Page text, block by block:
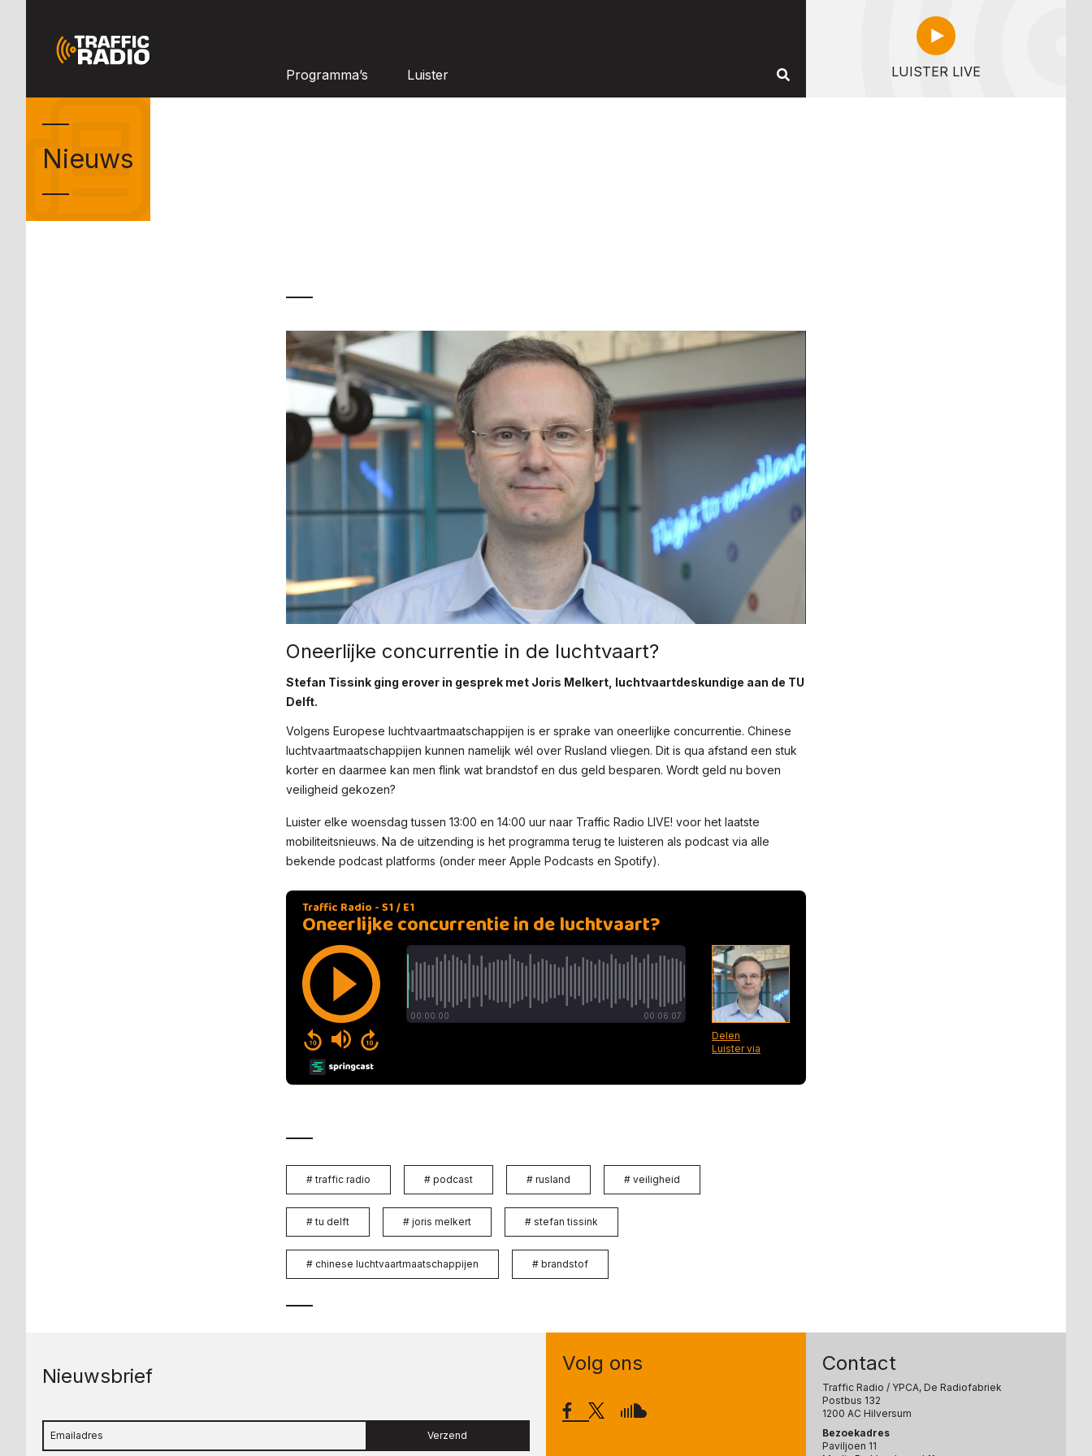
Programma’s Luister LUISTER LIVE
Nieuws
Oneerlijke concurrentie in de luchtvaart?
Stefan Tissink ging erover in gesprek met Joris Melkert, luchtvaartdeskundige aan de TU
Delft.
Volgens Europese luchtvaartmaatschappijen is er sprake van oneerlijke concurrentie. Chinese
luchtvaartmaatschappijen kunnen namelijk wél over Rusland vliegen. Dit is qua afstand een stuk
korter en daarmee kan men flink wat brandstof en dus geld besparen. Wordt geld nu boven
veiligheid gekozen?
Luister elke woensdag tussen 13:00 en 14:00 uur naar Traffic Radio LIVE! voor het laatste
mobiliteitsnieuws. Na de uitzending is het programma terug te luisteren als podcast via alle
bekende podcast platforms (onder meer Apple Podcasts en Spotify).
#traffic radio # podcast # rusland # veiligheid
#tu delft # joris melkert # stefan tissink
# chinese luchtvaartmaatschappijen # brandstof
Nieuwsbrief
Verzend
Volg ons Contact
Traffic Radio / YPCA, De Radiofabriek
Postbus 132
1200 AC Hilversum
Bezoekadres
Paviljoen 11